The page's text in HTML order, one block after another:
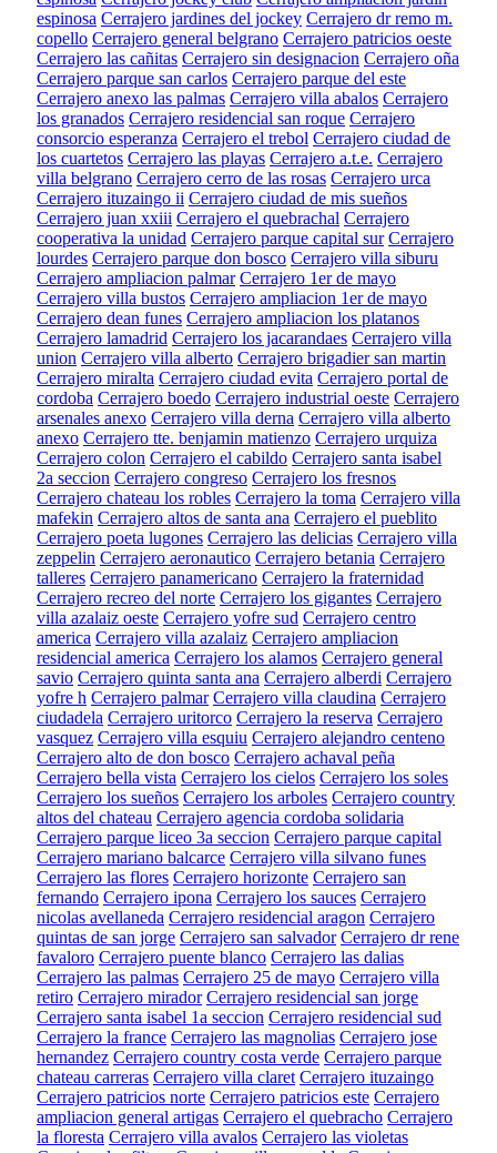
espinosa Cerrajero jardines del jockey Cerrajero dr remo m.
copello Cerrajero general belgrano Cerrajero patricios oeste
Cerrajero las cañitas Cerrajero sin designacion Cerrajero oña
Cerrajero parque san carlos Cerrajero parque del este
Cerrajero anexo las palmas Cerrajero villa abalos Cerrajero
los granados Cerrajero residencial san roque Cerrajero
consorcio esperanza Cerrajero el trebol Cerrajero ciudad de
los cuartetos Cerrajero las playas Cerrajero a.t.e. Cerrajero
villa belgrano Cerrajero cerro de las rosas Cerrajero urca
Cerrajero ituzaingo ii Cerrajero ciudad de mis sueños
Cerrajero juan xxiii Cerrajero el quebrachal Cerrajero
cooperativa la unidad Cerrajero parque capital sur Cerrajero
lourdes Cerrajero parque don bosco Cerrajero villa siburu
Cerrajero ampliacion palmar Cerrajero 1er de mayo
Cerrajero villa bustos Cerrajero ampliacion 1er de mayo
Cerrajero dean funes Cerrajero ampliacion los platanos
Cerrajero lamadrid Cerrajero los jacarandaes Cerrajero villa
union Cerrajero villa alberto Cerrajero brigadier san martin
Cerrajero miralta Cerrajero ciudad evita Cerrajero portal de
cordoba Cerrajero boedo Cerrajero industrial oeste Cerrajero
arsenales anexo Cerrajero villa derna Cerrajero villa alberto
anexo Cerrajero tte. benjamin matienzo Cerrajero urquiza
Cerrajero colon Cerrajero el cabildo Cerrajero santa isabel
2a seccion Cerrajero congreso Cerrajero los fresnos
Cerrajero chateau los robles Cerrajero la toma Cerrajero villa
mafekin Cerrajero altos de santa ana Cerrajero el pueblito
Cerrajero poeta lugones Cerrajero las delicias Cerrajero villa
zeppelin Cerrajero aeronautico Cerrajero betania Cerrajero
talleres Cerrajero panamericano Cerrajero la fraternidad
Cerrajero recreo del norte Cerrajero los gigantes Cerrajero
villa azalaiz oeste Cerrajero yofre sud Cerrajero centro
america Cerrajero villa azalaiz Cerrajero ampliacion
residencial america Cerrajero los alamos Cerrajero general
savio Cerrajero quinta santa ana Cerrajero alberdi Cerrajero
yofre h Cerrajero palmar Cerrajero villa claudina Cerrajero
ciudadela Cerrajero uritorco Cerrajero la reserva Cerrajero
vasquez Cerrajero villa esquiu Cerrajero alejandro centeno
Cerrajero alto de don bosco Cerrajero achaval peña
Cerrajero bella vista Cerrajero los cielos Cerrajero los soles
Cerrajero los sueños Cerrajero los arboles Cerrajero country
altos del chateau Cerrajero agencia cordoba solidaria
Cerrajero parque liceo 3a seccion Cerrajero parque capital
Cerrajero mariano balcarce Cerrajero villa silvano funes
Cerrajero las flores Cerrajero horizonte Cerrajero san
fernando Cerrajero ipona Cerrajero los sauces Cerrajero
nicolas avellaneda Cerrajero residencial aragon Cerrajero
quintas de san jorge Cerrajero san salvador Cerrajero dr rene
favaloro Cerrajero puente blanco Cerrajero las dalias
Cerrajero las palmas Cerrajero 25 de mayo Cerrajero villa
retiro Cerrajero mirador Cerrajero residencial san jorge
Cerrajero santa isabel 1a seccion Cerrajero residencial sud
Cerrajero la france Cerrajero las magnolias Cerrajero jose
hernandez Cerrajero country costa verde Cerrajero parque
chateau carreras Cerrajero villa claret Cerrajero ituzaingo
Cerrajero patricios norte Cerrajero patricios este Cerrajero
ampliacion general artigas Cerrajero el quebracho Cerrajero
la floresta Cerrajero villa avalos Cerrajero las violetas